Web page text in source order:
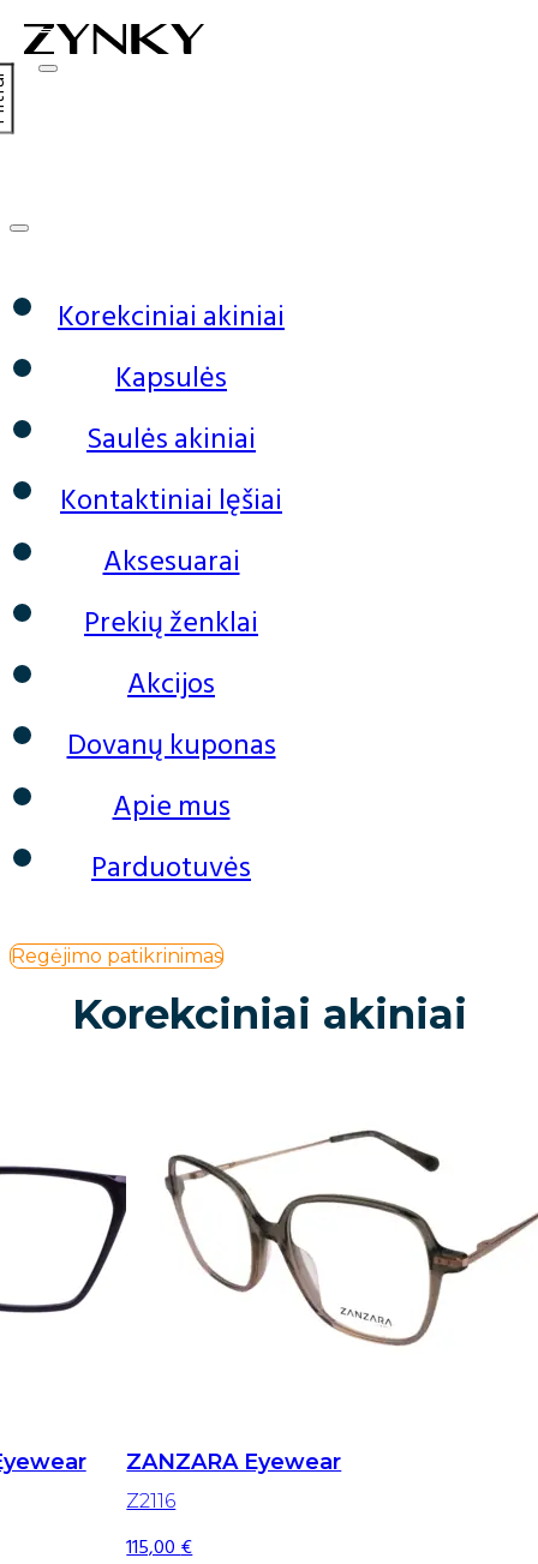
0
Korekciniai akiniai
Kapsulės
Saulės akiniai
Kontaktiniai lęšiai
Aksesuarai
Prekių ženklai
Akcijos
Dovanų kuponas
Apie mus
Parduotuvės
Regėjimo patikrinimas
Korekciniai akiniai
ZANZARA Eyewear
Z2116
115,00€